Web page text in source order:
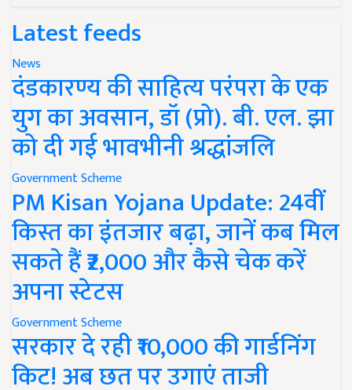
Latest feeds
News
दंडकारण्य की साहित्य परंपरा के एक
युग का अवसान, डॉ (प्रो). बी. एल. झा
को दी गई भावभीनी श्रद्धांजलि
Government Scheme
PM Kisan Yojana Update: 24वीं
किस्त का इंतजार बढ़ा, जानें कब मिल
सकते हैं ₹2,000 और कैसे चेक करें
अपना स्टेटस
Government Scheme
सरकार दे रही ₹10,000 की गार्डनिंग
किट! अब छत पर उगाएं ताजी